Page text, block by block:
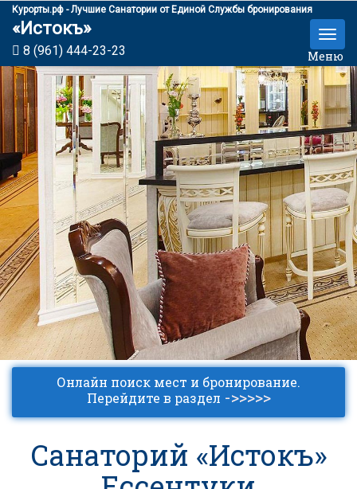
Курорты.рф - Лучшие Санатории от Единой Службы бронирования
«Истокъ»
8 (961) 444-23-23 Меню
Онлайн поиск мест и бронирование.
Перейдите в раздел ->>>>>
Санаторий «Истокъ»